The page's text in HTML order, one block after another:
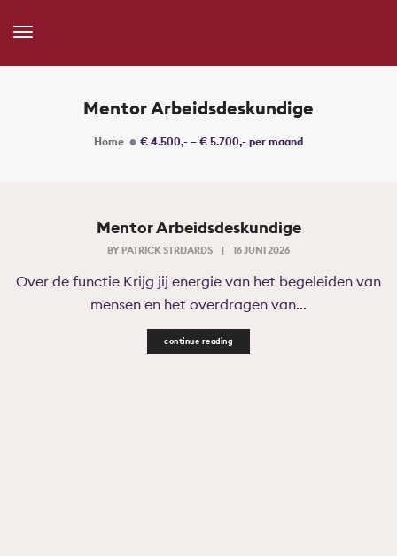
Toggle
Mentor Arbeidsdeskundige
Home € 4.500,- – € 5.700,- per maand
Mentor Arbeidsdeskundige
BY PATRICK STRIJARDS | 16 JUNI 2026
Over de functie Krijg jij energie van het begeleiden van
mensen en het overdragen van...
continue reading